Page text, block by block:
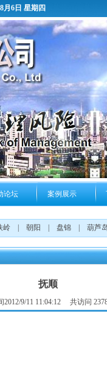
月6日 星期四
论坛 案例展示
岭 朝阳 盘锦 葫芦
抚顺
2012/9/11 11:04:12 共访问